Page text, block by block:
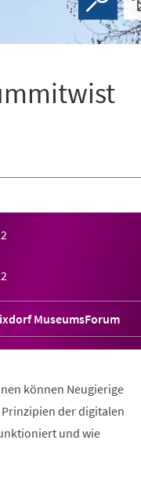
MuseumsForum
können Neugierige
der digitalen
und wie